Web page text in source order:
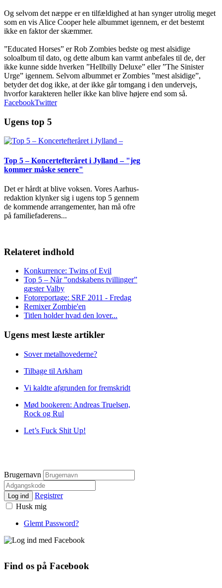
Og selvom det næppe er en tilfældighed at han synger utrolig meget
som en vis Alice Cooper hele albummet igennem, er det bestemt
ikke en faktor der skæmmer.
”Educated Horses” er Rob Zombies bedste og mest alsidige
soloalbum til dato, og dette album kan varmt anbefales til de, der
ikke kunne sidde hverken ”Hellbilly Deluxe” eller ”The Sinister
Urge” igennem. Selvom albummet er Zombies ”mest alsidige”,
betyder det dog ikke, at der ikke går tomgang i den undervejs,
hvorfor karakteren heller ikke kan blive højere end som så.
FacebookTwitter
Ugens top 5
Top 5 – Koncertefteråret i Jylland – "jeg
kommer måske senere"
Det er hårdt at blive voksen. Vores Aarhus-
redaktion klynker sig i ugens top 5 gennem
de kommende arrangementer, han må ofre
på familiefaderens...
Relateret indhold
Konkurrence: Twins of Evil
Top 5 – Når ”ondskabens tvillinger”
gæster Valby
Fotoreportage: SRF 2011 - Fredag
Remixer Zombie'en
Titlen holder hvad den lover...
Ugens mest læste artikler
Sover metalhovederne?
Tilbage til Arkham
Vi kaldte afgrunden for fremskridt
Mød bookeren: Andreas Truelsen,
Rock og Rul
Let’s Fuck Shit Up!
Brugernavn
Log ind
Registrer
Husk mig
Glemt Password?
Find os på Facebook